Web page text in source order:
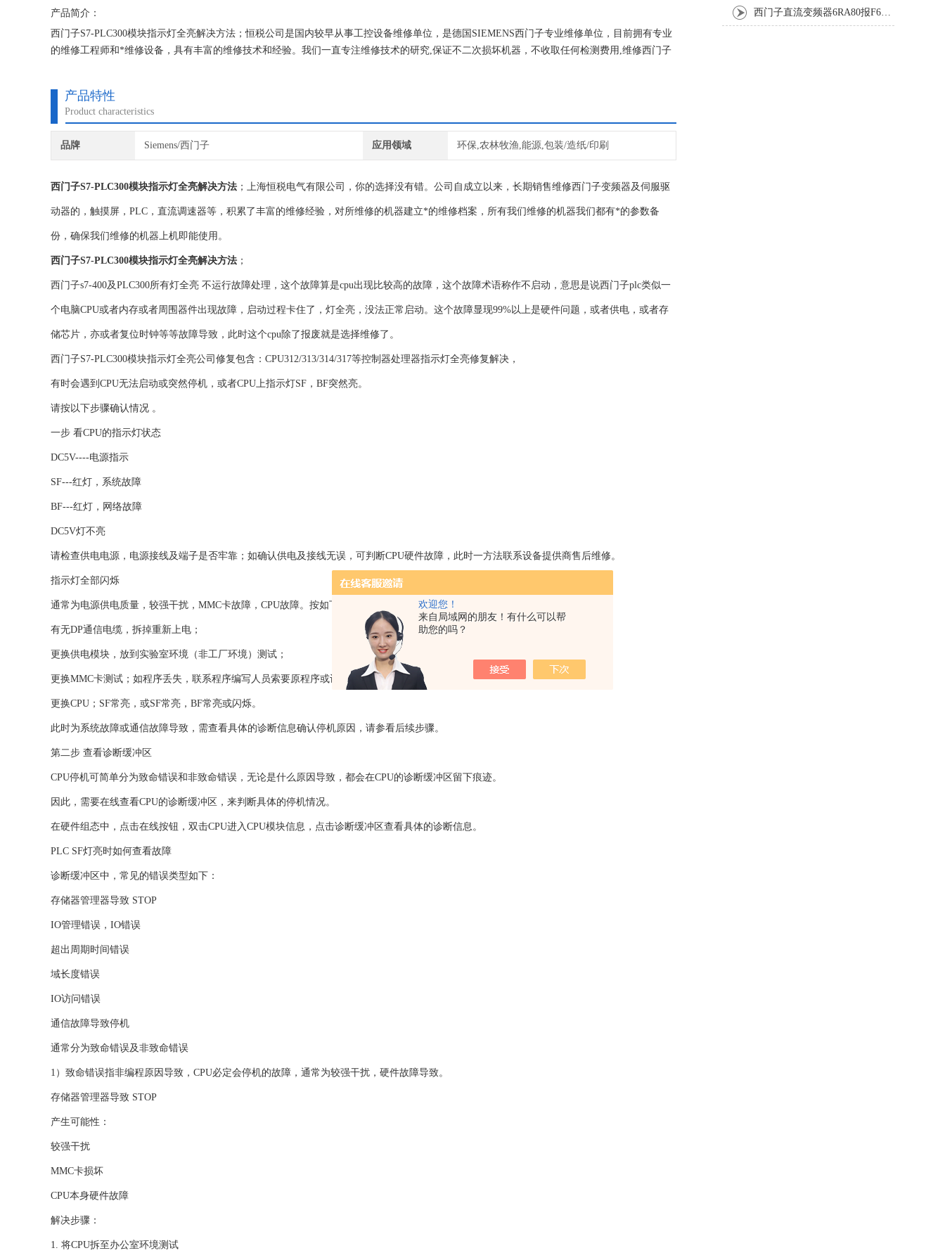
欢迎您！
来自局域网的朋友！有什么可以帮
助您的吗？
产品简介：
西门子S7-PLC300模块指示灯全亮解决方法；恒税公司是国内较早从事工控设备维修单位，是德国SIEMENS西门子专业维修单位，目前拥有专业
的维修工程师和*维修设备，具有丰富的维修技术和经验。我们一直专注维修技术的研究,保证不二次损坏机器，不收取任何检测费用,维修西门子
产品特性
Product characteristics
品牌 Siemens/西门子 应用领域 环保,农林牧渔,能源,包装/造纸/印刷
西门子S7-PLC300模块指示灯全亮解决方法 ；上海恒税电气有限公司，你的选择没有错。公司自成立以来，长期销售维修西门子变频器及伺服驱
动器的，触摸屏，PLC，直流调速器等，积累了丰富的维修经验，对所维修的机器建立*的维修档案，所有我们维修的机器我们都有*的参数备
份，确保我们维修的机器上机即能使用。
西门子S7-PLC300模块指示灯全亮解决方法 ；
西门子s7-400及PLC300所有灯全亮 不运行故障处理，这个故障算是cpu出现比较高的故障，这个故障术语称作不启动，意思是说西门子plc类似一
个电脑CPU或者内存或者周围器件出现故障，启动过程卡住了，灯全亮，没法正常启动。这个故障显现99%以上是硬件问题，或者供电，或者存
储芯片，亦或者复位时钟等等故障导致，此时这个cpu除了报废就是选择维修了。
西门子S7-PLC300模块指示灯全亮公司修复包含：CPU312/313/314/317等控制器处理器指示灯全亮修复解决，
有时会遇到CPU无法启动或突然停机，或者CPU上指示灯SF，BF突然亮。
请按以下步骤确认情况 。
一步 看CPU的指示灯状态
DC5V----电源指示
SF---红灯，系统故障
BF---红灯，网络故障
DC5V灯不亮
请检查供电电源，电源接线及端子是否牢靠；如确认供电及接线无误，可判断CPU硬件故障，此时一方法联系设备提供商售后维修。
指示灯全部闪烁
通常为电源供电质量，较强干扰，MMC卡故障，CPU故障。按如下顺序逐条排除：
有无DP通信电缆，拆掉重新上电；
更换供电模块，放到实验室环境（非工厂环境）测试；
更换MMC卡测试；如程序丢失，联系程序编写人员索要原程序或设备供货商。
更换CPU；SF常亮，或SF常亮，BF常亮或闪烁。
此时为系统故障或通信故障导致，需查看具体的诊断信息确认停机原因，请参看后续步骤。
第二步 查看诊断缓冲区
CPU停机可简单分为致命错误和非致命错误，无论是什么原因导致，都会在CPU的诊断缓冲区留下痕迹。
因此，需要在线查看CPU的诊断缓冲区，来判断具体的停机情况。
在硬件组态中，点击在线按钮，双击CPU进入CPU模块信息，点击诊断缓冲区查看具体的诊断信息。
PLC SF灯亮时如何查看故障
诊断缓冲区中，常见的错误类型如下：
存储器管理器导致 STOP
IO管理错误，IO错误
超出周期时间错误
域长度错误
IO访问错误
通信故障导致停机
通常分为致命错误及非致命错误
1）致命错误指非编程原因导致，CPU必定会停机的故障，通常为较强干扰，硬件故障导致。
存储器管理器导致 STOP
产生可能性：
较强干扰
MMC卡损坏
CPU本身硬件故障
解决步骤：
1. 将CPU拆至办公室环境测试
西门子直流变频器6RA80报F60005修复排除